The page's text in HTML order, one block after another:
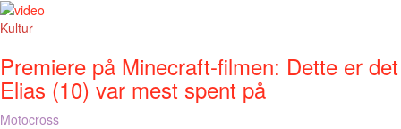
Kultur
Premiere på Minecraft-filmen: Dette er det
Elias (10) var mest spent på
Motocross